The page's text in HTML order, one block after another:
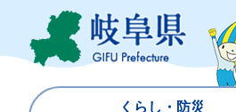
ジ
ュ
くらし・防災